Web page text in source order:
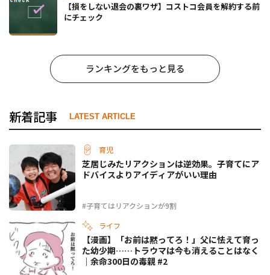
【損をしない退会の裏ワザ】コストコ会員を解約する前
にチェック
ランキングをもっと見る
新着記事 LATEST ARTICLE
育児
#子育てはリアクションが9割
芝居じみたリアクションは逆効果。子育てにア
ドバイスよりアイディアがいい理由
ライフ
【漫画】「お前は黙ってろ！」父に怯えて育っ
た幼少期……トラウマは今も消えることはなく
｜余命300日の毒親 #2